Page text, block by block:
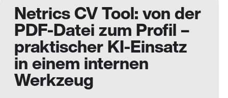
Netrics CV Tool: von der
PDF-Datei zum Profil –
praktischer KI-Einsatz
in einem internen
Werkzeug